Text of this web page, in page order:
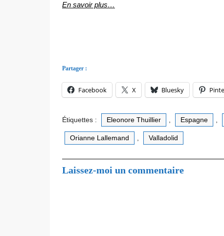
En savoir plus…
Partager :
Facebook X Bluesky
Étiquettes : Eleonore Thuillier Espagne
Orianne Lallemand Valladolid
Laissez-moi un commentaire